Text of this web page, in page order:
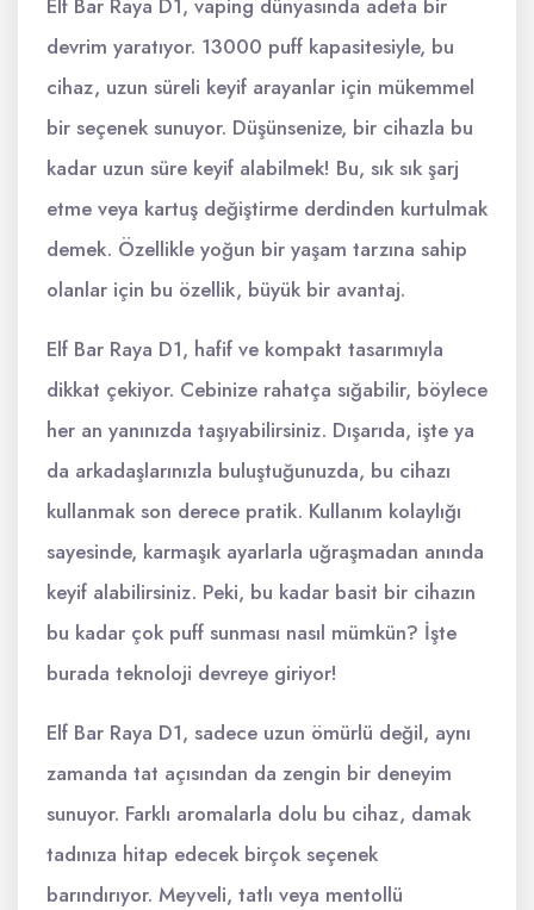
Elf Bar Raya D1, vaping dünyasında adeta bir
devrim yaratıyor. 13000 puff kapasitesiyle, bu
cihaz, uzun süreli keyif arayanlar için mükemmel
bir seçenek sunuyor. Düşünsenize, bir cihazla bu
kadar uzun süre keyif alabilmek! Bu, sık sık şarj
etme veya kartuş değiştirme derdinden kurtulmak
demek. Özellikle yoğun bir yaşam tarzına sahip
olanlar için bu özellik, büyük bir avantaj.
Elf Bar Raya D1, hafif ve kompakt tasarımıyla
dikkat çekiyor. Cebinize rahatça sığabilir, böylece
her an yanınızda taşıyabilirsiniz. Dışarıda, işte ya
da arkadaşlarınızla buluştuğunuzda, bu cihazı
kullanmak son derece pratik. Kullanım kolaylığı
sayesinde, karmaşık ayarlarla uğraşmadan anında
keyif alabilirsiniz. Peki, bu kadar basit bir cihazın
bu kadar çok puff sunması nasıl mümkün? İşte
burada teknoloji devreye giriyor!
Elf Bar Raya D1, sadece uzun ömürlü değil, aynı
zamanda tat açısından da zengin bir deneyim
sunuyor. Farklı aromalarla dolu bu cihaz, damak
tadınıza hitap edecek birçok seçenek
barındırıyor. Meyveli, tatlı veya mentollü